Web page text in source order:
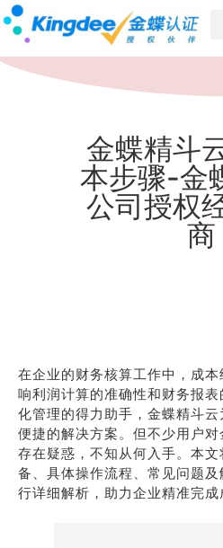
金蝶精斗
本步骤-金
公司授权
商
在企业的财务核算工作中，成
响利润计算的准确性和财务报
化管理的得力助手，金蝶精斗云
便捷的解决方案。但不少用户
存在疑惑，不知从何入手。本
备、具体操作流程、常见问题
行详细解析，助力企业精准完成